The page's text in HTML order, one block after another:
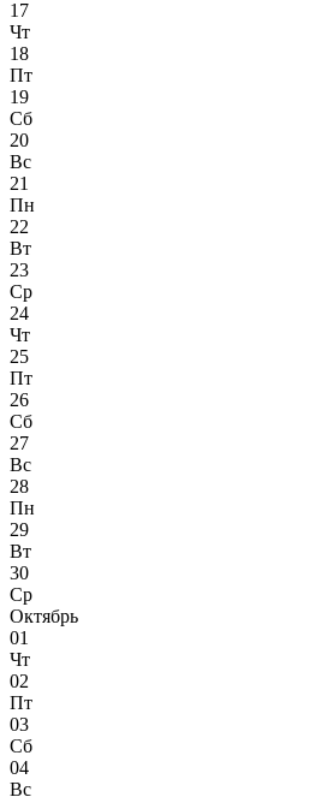
17
Чт
18
Пт
19
Сб
20
Вс
21
Пн
22
Вт
23
Ср
24
Чт
25
Пт
26
Сб
27
Вс
28
Пн
29
Вт
30
Ср
Октябрь
01
Чт
02
Пт
03
Сб
04
Вс